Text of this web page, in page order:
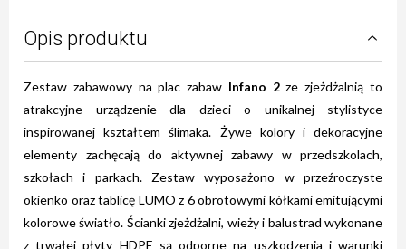
Opis produktu
Zestaw zabawowy na plac zabaw Infano 2ze zjeżdżalnią to
atrakcyjne urządzenie dla dzieci o unikalnej stylistyce
inspirowanej kształtem ślimaka. Żywe kolory i dekoracyjne
elementy zachęcają do aktywnej zabawy w przedszkolach,
szkołach i parkach. Zestaw wyposażono w przeźroczyste
okienko oraz tablicę LUMO z 6 obrotowymi kółkami emitującymi
kolorowe światło. Ścianki zjeżdżalni, wieży i balustrad wykonane
z trwałej płyty HDPE są odporne na uszkodzenia i warunki